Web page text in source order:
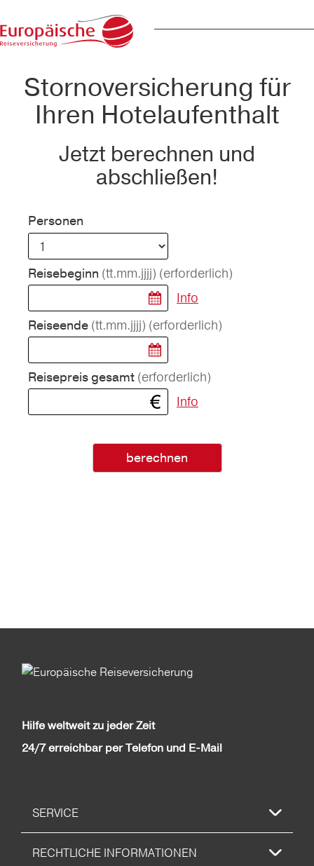
Stornoversicherung für
Ihren Hotelaufenthalt
Jetzt berechnen und
abschließen!
Personen
Reisebeginn (tt.mm.jjjj) (erforderlich)
Info
Reiseende (tt.mm.jjjj) (erforderlich)
Reisepreis gesamt (erforderlich)
Info
berechnen
Hilfe weltweit zu jeder Zeit
24/7 erreichbar per Telefon und E-Mail
SERVICE
RECHTLICHE INFORMATIONEN